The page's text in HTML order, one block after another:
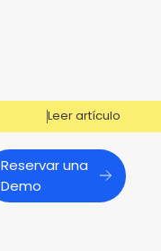
Leer artículo
Reservar una
Demo